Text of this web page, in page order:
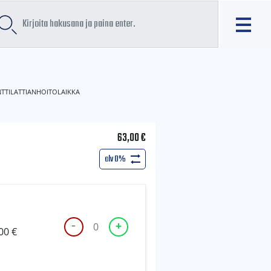
63,00€
alv 0%
-
TIMANTTILATTIANHOITOLAIKKA
K400
+
€